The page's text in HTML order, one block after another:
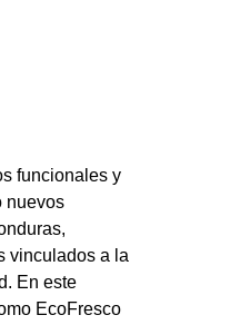
funcionales y
nuevos
vinculados a la
En este
EcoFresco